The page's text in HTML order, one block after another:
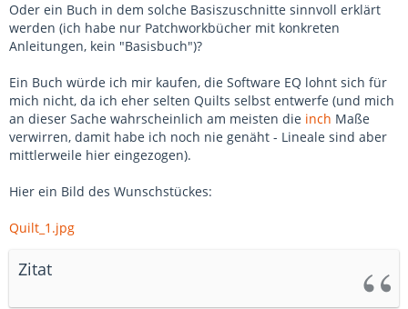
Oder ein Buch in dem solche Basiszuschnitte sinnvoll erklärt
werden (ich habe nur Patchworkbücher mit konkreten
Anleitungen, kein "Basisbuch")?
Ein Buch würde ich mir kaufen, die Software EQ lohnt sich für
mich nicht, da ich eher selten Quilts selbst entwerfe (und mich
an dieser Sache wahrscheinlich am meisten die inch Maße
verwirren, damit habe ich noch nie genäht - Lineale sind aber
mittlerweile hier eingezogen).
Hier ein Bild des Wunschstückes:
Quilt_1.jpg
Zitat